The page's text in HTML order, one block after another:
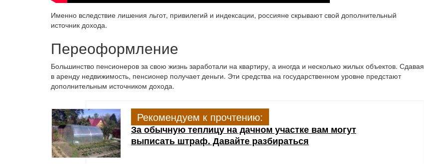
Именно вследствие лишения льгот, привилегий и индексации, россияне скрывают свой дополнительный
источник дохода.
Переоформление
Большинство пенсионеров за свою жизнь заработали на квартиру, а иногда и несколько жилых объектов. Сдавая
в аренду недвижимость, пенсионер получает деньги. Эти средства на государственном уровне предстают
дополнительным источником дохода.
Рекомендуем к прочтению:
За обычную теплицу на дачном участке вам могут
выписать штраф. Давайте разбираться